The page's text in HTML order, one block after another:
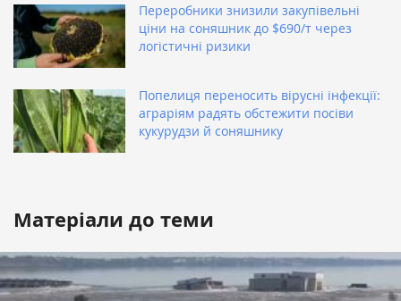
Переробники знизили закупівельні
ціни на соняшник до $690/т через
логістичні ризики
Попелиця переносить вірусні інфекції:
аграріям радять обстежити посіви
кукурудзи й соняшнику
Матеріали до теми